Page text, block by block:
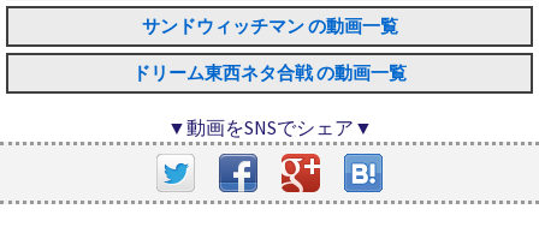
サンドウィッチマン の動画一覧
ドリーム東西ネタ合戦 の動画一覧
▼動画をSNSでシェア▼